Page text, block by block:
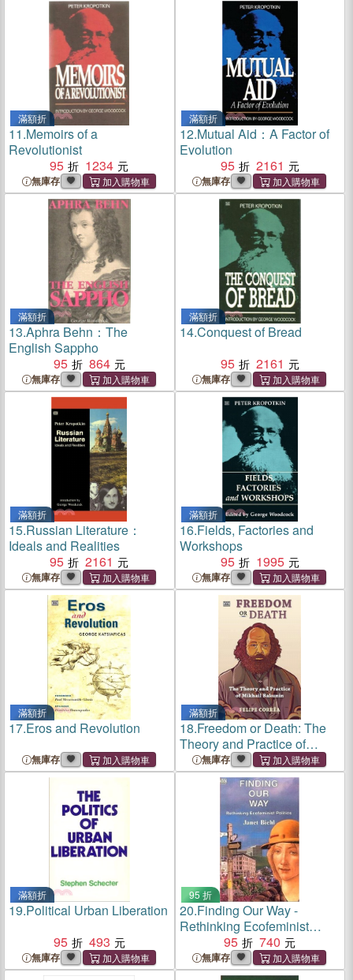
滿額折
11.Memoirs of a
Revolutionist
95
1234
無庫存
滿額折
12.Mutual Aid：A Factor of
Evolution
95
2161
無庫存
滿額折
13.Aphra Behn：The
English Sappho
95
864
無庫存
滿額折
14.Conquest of Bread
95
2161
無庫存
滿額折
15.Russian Literature：
Ideals and Realities
95
2161
無庫存
滿額折
16.Fields, Factories and
Workshops
95
1995
無庫存
滿額折
17.Eros and Revolution
無庫存
滿額折
18.Freedom or Death: The
Theory and Practice of
Mikhail Bakunin
無庫存
滿額折
19.Political Urban Liberation
95
493
無庫存
95 折
20.Finding Our Way -
Rethinking Ecofeminist
95 740
無庫存